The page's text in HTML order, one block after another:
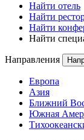
Найти отель
Найти
Найти
Найти
Направления
Европа
Азия
Ближний
Южная